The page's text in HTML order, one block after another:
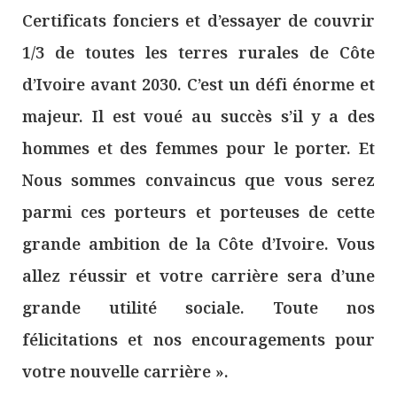
Certificats fonciers et d’essayer de couvrir
1/3 de toutes les terres rurales de Côte
d’Ivoire avant 2030. C’est un défi énorme et
majeur. Il est voué au succès s’il y a des
hommes et des femmes pour le porter. Et
Nous sommes convaincus que vous serez
parmi ces porteurs et porteuses de cette
grande ambition de la Côte d’Ivoire. Vous
allez réussir et votre carrière sera d’une
grande utilité sociale. Toute nos
félicitations et nos encouragements pour
votre nouvelle carrière ».